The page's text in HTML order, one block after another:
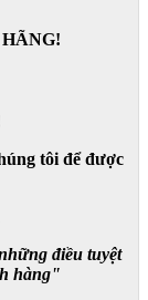
tôi để được
điều tuyệt
hàng"